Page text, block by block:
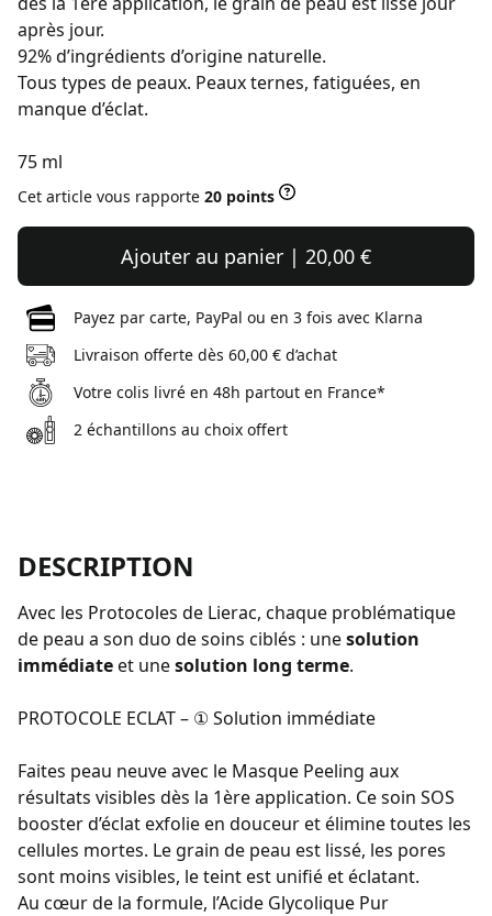
après jour.
92% d’ingrédients d’origine naturelle.
Tous types de peaux. Peaux ternes, fatiguées, en
manque d’éclat.
75 ml
Cet article vous rapporte 20 points
Ajouter au panier | 20,00 €
Payez par carte, PayPal ou en 3 fois avec Klarna
Livraison offerte dès 60,00 € d’achat
Votre colis livré en 48h partout en France*
2 échantillons au choix offert
DESCRIPTION
Avec les Protocoles de Lierac, chaque problématique
de peau a son duo de soins ciblés : unesolution
immédiateet unesolution long terme.
PROTOCOLE ECLAT – ① Solution immédiate
Faites peau neuve avec le Masque Peeling aux
résultats visibles dès la 1ère application. Ce soin SOS
booster d’éclat exfolie en douceur et élimine toutes les
cellules mortes. Le grain de peau est lissé, les pores
sont moins visibles, le teint est unifié et éclatant.
Au cœur de la formule, l’Acide Glycolique Pur